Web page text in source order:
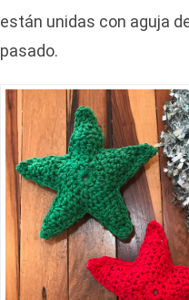
están unidas con aguja
pasado.